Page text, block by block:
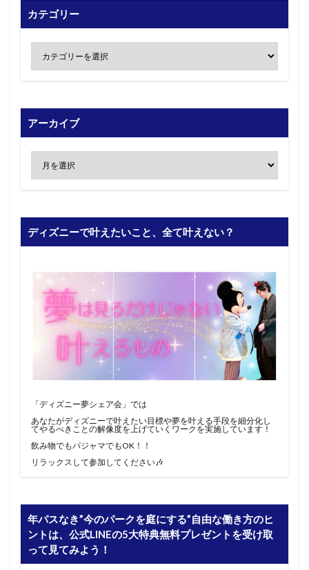
カテゴリー
アーカイブ
ディズニーで叶えたいこと、全て叶えない？
「ディズニー夢シェア会」では
あなたがディズニーで叶えたい目標や夢を叶える手段を細分化し
てやるべきことの解像度を上げていくワークを実施しています！
飲み物でもパジャマでもOK！！
リラックスして参加してください🎶
年パスなき”今のパークを庭にする”自由な働き方のヒ
ントは、公式LINEの5大特典無料プレゼントを受け取
って見てみよう！